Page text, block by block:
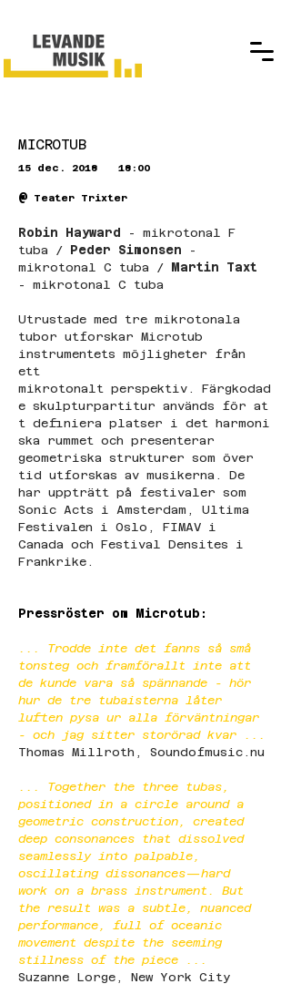
MICROTUB
15 dec. 2018 18:00
@ Teater Trixter
Robin Hayward
- mikrotonal F
tuba / Peder Simonsen -
mikrotonal C tuba /
Martin Taxt
- mikrotonal C tuba
Utrustade med tre mikrotonala
tubor utforskar Microtub
instrumentets möjligheter från
ett
mikrotonalt perspektiv. Färgkodad
e skulpturpartitur används för at
t definiera platser i det harmoni
ska rummet och presenterar
geometriska strukturer som över
tid utforskas av musikerna. De
har uppträtt på festivaler som
Sonic Acts i Amsterdam, Ultima
Festivalen i Oslo, FIMAV i
Canada och Festival Densites i
Frankrike.
Pressröster om Microtub:
... Trodde inte det fanns så små
tonsteg och framförallt inte att
de kunde vara så spännande - hör
hur de tre tubaisterna låter
luften pysa ur alla förväntningar
- och jag sitter storörad kvar ...
Thomas Millroth, Soundofmusic.nu
... Together the three tubas,
positioned in a circle around a
geometric construction, created
deep consonances that dissolved
seamlessly into palpable,
oscillating dissonances—hard
work on a brass instrument. But
the result was a subtle, nuanced
performance, full of oceanic
movement despite the seeming
stillness of the piece ...
Suzanne Lorge, New York City